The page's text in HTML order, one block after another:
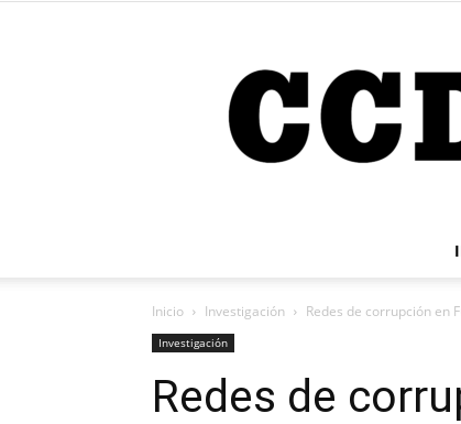
Inicio Investigación Redes de corrupción en
Investigación
Redes de